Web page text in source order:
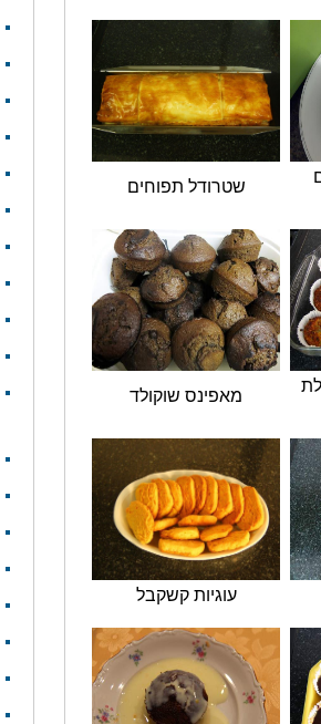
שטרודל תפוחים
מאפינס שוקולד
עוגיות קשקבל
עוגת
עוגת
עוגת
עוגת גבינה
עוגת
עוגת
עוגת
עוגת
טארט
בראוניז
מאפינס
מאפינס
עוגיות
עוגיות
עוגיות
עוגיות
עוגיות